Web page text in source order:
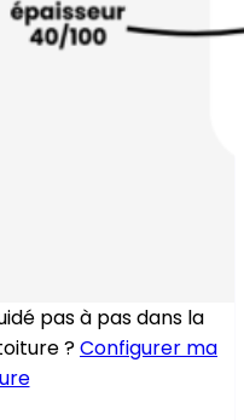
pas à pas dans la
?Configurer ma